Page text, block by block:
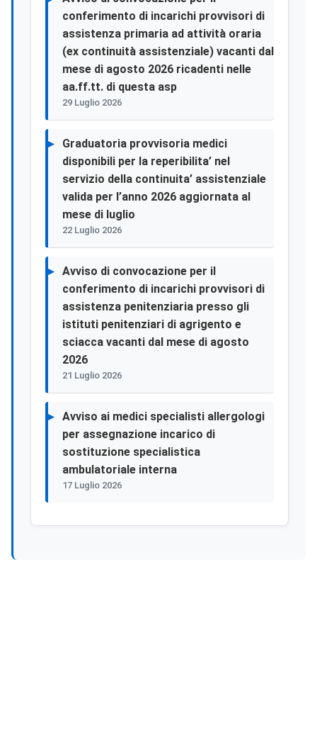
conferimento di incarichi provvisori di
assistenza primaria ad attività oraria
(ex continuità assistenziale) vacanti dal
mese di agosto 2026 ricadenti nelle
aa.ff.tt. di questa asp
29 Luglio 2026
Graduatoria provvisoria medici
disponibili per la reperibilita’ nel
servizio della continuita’ assistenziale
valida per l’anno 2026 aggiornata al
mese di luglio
22 Luglio 2026
Avviso di convocazione per il
conferimento di incarichi provvisori di
assistenza penitenziaria presso gli
istituti penitenziari di agrigento e
sciacca vacanti dal mese di agosto
2026
21 Luglio 2026
Avviso ai medici specialisti allergologi
per assegnazione incarico di
sostituzione specialistica
ambulatoriale interna
17 Luglio 2026